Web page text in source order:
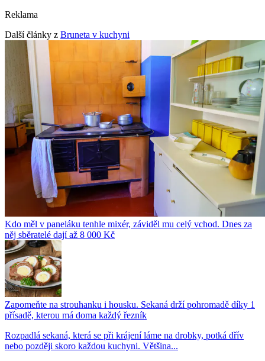
Reklama
Další články z Bruneta v kuchyni
Kdo měl v paneláku tenhle mixér, záviděl mu celý vchod. Dnes za
něj sběratelé dají až 8 000 Kč
Zapomeňte na strouhanku i housku. Sekaná drží pohromadě díky 1
přísadě, kterou má doma každý řezník
Rozpadlá sekaná, která se při krájení láme na drobky, potká dřív
nebo později skoro každou kuchyni. Většina...